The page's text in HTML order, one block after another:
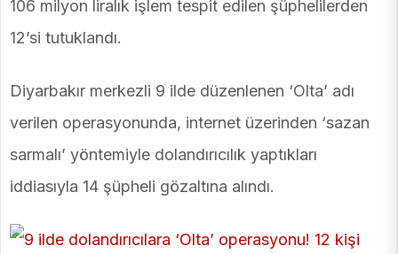
106 milyon liralık işlem tespit edilen şüphelilerden
12’si tutuklandı.
Diyarbakır merkezli 9 ilde düzenlenen ‘Olta’ adı
verilen operasyonunda, internet üzerinden ‘sazan
sarmalı’ yöntemiyle dolandırıcılık yaptıkları
iddiasıyla 14 şüpheli gözaltına alındı.